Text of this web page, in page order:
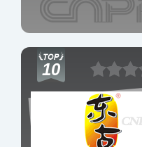
10